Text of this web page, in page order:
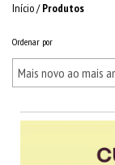
Início/ Produtos
Ordenar por